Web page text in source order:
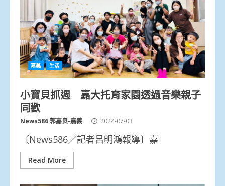
嘉義 生活
小寶貝抓週 嘉大托育家園透過音樂親子
同歡
News586 郭嘉良-嘉義 2024-07-03
〔News586／記者呂明鴻報導〕嘉
Read More